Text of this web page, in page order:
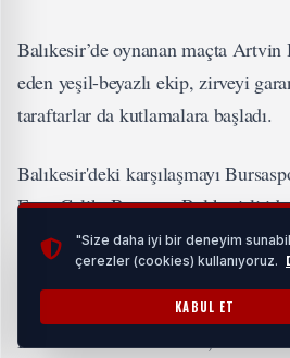
Balıkesir’de oynanan maçta
eden yeşil-beyazlı ekip, zirveyi
taraftarlar da kutlamalara başladı.
Balıkesir'deki karşılaşmayı
Enes Çelik, Bursa ve Balıkesirli
yöneticilerle birlikte tribünden
Bursa’da binlerce taraftar, Atatürk
"Size daha iyi bir deneyim
çerezler (cookies) kullanıyoruz.
KABUL ET